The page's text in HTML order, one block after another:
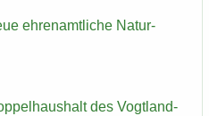
eh­ren­amt­li­che Na­tur­
des Vogt­land­